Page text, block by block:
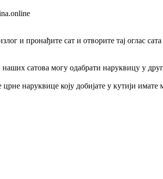
и пронађите сат и отворите тај оглас
сатова могу одабрати наруквицу у
наруквице коју добијате у кутији